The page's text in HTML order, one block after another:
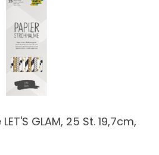
GLAM, 25 St. 19,7cm,